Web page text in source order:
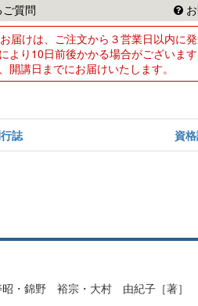
ご質問 お
届けは、ご注文から３営業日以内に
より10日前後かかる場合がございま
開講日までにお届けいたします。
誌 資
・錦野 裕宗・大村 由紀子［著］